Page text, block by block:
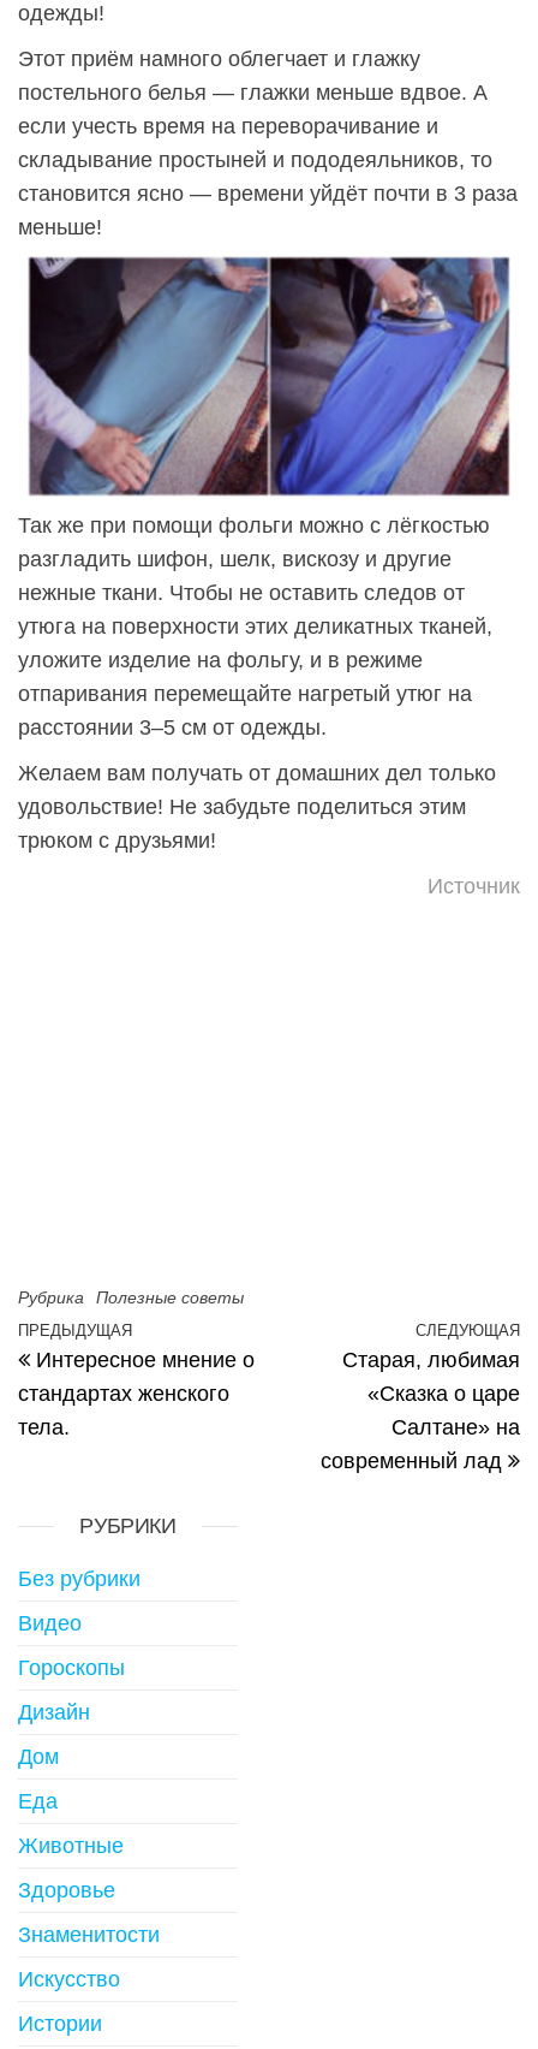
одежды!
Этот приём намного облегчает и глажку
постельного белья — глажки меньше вдвое. А
если учесть время на переворачивание и
складывание простыней и пододеяльников, то
становится ясно — времени уйдёт почти в 3 раза
меньше!
Так же при помощи фольги можно с лёгкостью
разгладить шифон, шелк, вискозу и другие
нежные ткани. Чтобы не оставить следов от
утюга на поверхности этих деликатных тканей,
уложите изделие на фольгу, и в режиме
отпаривания перемещайте нагретый утюг на
расстоянии 3–5 см от одежды.
Желаем вам получать от домашних дел только
удовольствие! Не забудьте поделиться этим
трюком с друзьями!
Источник
Рубрика Полезные советы
Навигация по записям
Предыдущая запись
ПРЕДЫДУЩАЯ
Интересное мнение о
стандартах женского
тела.
СЛЕДУЮЩАЯ
Старая, любимая
«Сказка о царе
Салтане» на
современный лад
РУБРИКИ
Без рубрики
Видео
Гороскопы
Дизайн
Дом
Еда
Животные
Здоровье
Знаменитости
Искусство
Истории